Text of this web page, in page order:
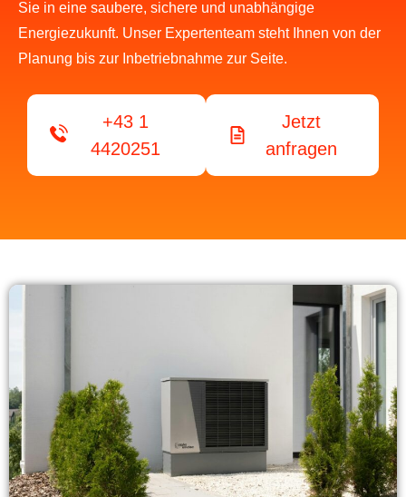
Sie in eine saubere, sichere und unabhängige
Energiezukunft. Unser Expertenteam steht Ihnen von der
Planung bis zur Inbetriebnahme zur Seite.
+43 1
4420251
Jetzt
anfragen